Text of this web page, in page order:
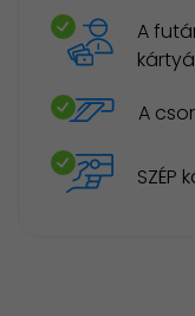
A
A
SZÉP